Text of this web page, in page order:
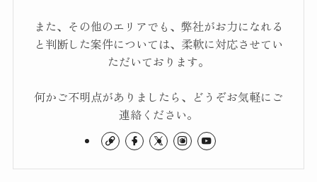
また、その他のエリアでも、弊社がお力になれる
と判断した案件については、柔軟に対応させてい
ただいております。
何かご不明点がありましたら、どうぞお気軽にご
連絡ください。